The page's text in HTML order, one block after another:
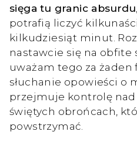
sięga tu granic absurdu
potrafią liczyć
kilkudziesiąt minut.
nastawcie się na
uważam tego za
słuchanie opowieści o
przejmuje kontrolę nad
świętych obrońcach,
powstrzymać.